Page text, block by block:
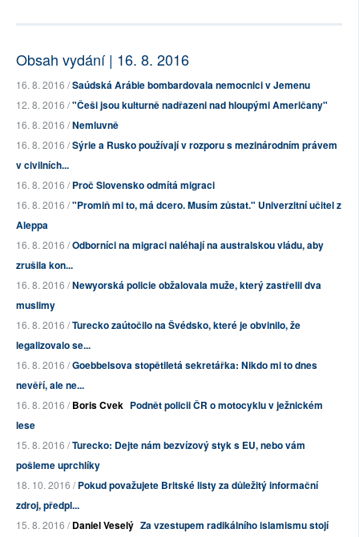
Obsah vydání | 16. 8. 2016
16. 8. 2016 /Saúdská Arábie bombardovala nemocnici v Jemenu
12. 8. 2016 /"Češi jsou kulturně nadřazeni nad hloupými Američany"
16. 8. 2016 /Nemluvně
16. 8. 2016 /Sýrie a Rusko používají v rozporu s mezinárodním právem
v civilních...
16. 8. 2016 /Proč Slovensko odmítá migraci
16. 8. 2016 /"Promiň mi to, má dcero. Musím zůstat." Univerzitní učitel z
Aleppa
16. 8. 2016 /Odborníci na migraci naléhají na australskou vládu, aby
zrušila kon...
16. 8. 2016 /Newyorská policie obžalovala muže, který zastřelil dva
muslimy
16. 8. 2016 /Turecko zaútočilo na Švédsko, které je obvinilo, že
legalizovalo se...
16. 8. 2016 /Goebbelsova stopětiletá sekretářka: Nikdo mi to dnes
nevěří, ale ne...
16. 8. 2016 /Boris Cvek Podnět policii ČR o motocyklu v ježnickém
lese
15. 8. 2016 /Turecko: Dejte nám bezvízový styk s EU, nebo vám
pošleme uprchlíky
18. 10. 2016 /Pokud považujete Britské listy za důležitý informační
zdroj, předpl...
15. 8. 2016 /Daniel Veselý Za vzestupem radikálního islamismu stojí